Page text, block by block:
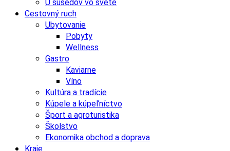
U susedov vo svete
Cestovný ruch
Ubytovanie
Pobyty
Wellness
Gastro
Kaviarne
Víno
Kultúra a tradície
Kúpele a kúpeľníctvo
Šport a agroturistika
Školstvo
Ekonomika obchod a doprava
Kraje